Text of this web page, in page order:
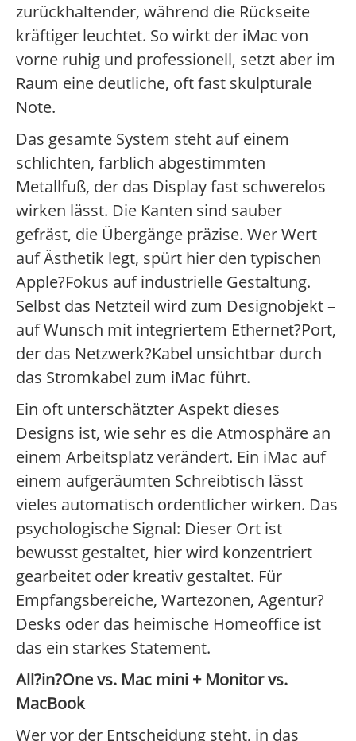
zurückhaltender, während die Rückseite
kräftiger leuchtet. So wirkt der iMac von
vorne ruhig und professionell, setzt aber im
Raum eine deutliche, oft fast skulpturale
Note.
Das gesamte System steht auf einem
schlichten, farblich abgestimmten
Metallfuß, der das Display fast schwerelos
wirken lässt. Die Kanten sind sauber
gefräst, die Übergänge präzise. Wer Wert
auf Ästhetik legt, spürt hier den typischen
Apple?Fokus auf industrielle Gestaltung.
Selbst das Netzteil wird zum Designobjekt –
auf Wunsch mit integriertem Ethernet?Port,
der das Netzwerk?Kabel unsichtbar durch
das Stromkabel zum iMac führt.
Ein oft unterschätzter Aspekt dieses
Designs ist, wie sehr es die Atmosphäre an
einem Arbeitsplatz verändert. Ein iMac auf
einem aufgeräumten Schreibtisch lässt
vieles automatisch ordentlicher wirken. Das
psychologische Signal: Dieser Ort ist
bewusst gestaltet, hier wird konzentriert
gearbeitet oder kreativ gestaltet. Für
Empfangsbereiche, Wartezonen, Agentur?
Desks oder das heimische Homeoffice ist
das ein starkes Statement.
All?in?One vs. Mac mini + Monitor vs.
MacBook
Wer vor der Entscheidung steht, in das